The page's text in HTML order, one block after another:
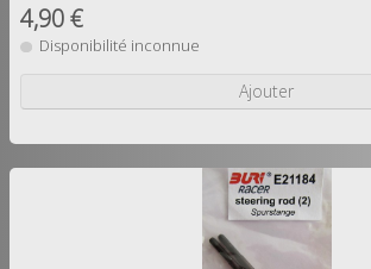
4,90 €
Disponibilité inconnue
Ajouter